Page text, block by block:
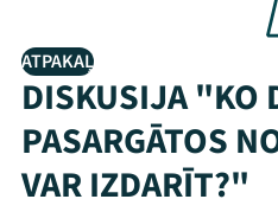
ATPAKAĻ
DISKUSIJA "KO
PASARGĀTOS
VAR IZDARĪT?"